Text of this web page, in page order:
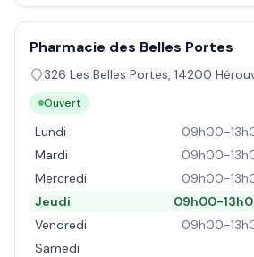
Pharmacie des Belles Portes
326 Les Belles Portes, 14200
Ouvert
Lundi
09h00-
Mardi
09h00-
Mercredi
09h00-
Jeudi
09h00-
Vendredi
09h00-
Samedi